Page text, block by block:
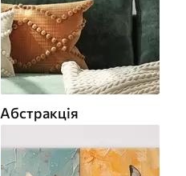
Абстракція